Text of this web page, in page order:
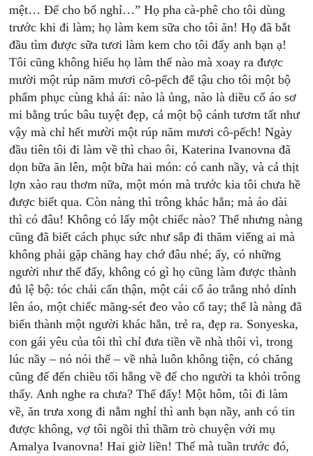
mệt… Để cho bố nghỉ…” Họ pha cà-phê cho tôi dùng
trước khi đi làm; họ làm kem sữa cho tôi ăn! Họ đã bắt
đầu tìm được sữa tươi làm kem cho tôi đấy anh bạn ạ!
Tôi cũng không hiểu họ làm thế nào mà xoay ra được
mười một rúp năm mươi cô-pếch để tậu cho tôi một bộ
phẩm phục cùng khả ái: nào là ủng, nào là diều cổ áo sơ
mi bằng trúc bâu tuyệt đẹp, cả một bộ cánh tươm tất như
vậy mà chỉ hết mười một rúp năm mươi cô-pếch! Ngày
đầu tiên tôi đi làm về thì chao ôi, Katerina Ivanovna đã
dọn bữa ăn lên, một bữa hai món: có canh nầy, và cả thịt
lợn xào rau thơm nữa, một món mà trước kia tôi chưa hề
được biết qua. Còn nàng thì trông khác hẳn; mà áo dài
thì có đâu! Không có lấy một chiếc nào? Thế nhưng nàng
cũng đã biết cách phục sức như sắp đi thăm viếng ai mà
không phải gặp chăng hay chớ đâu nhé; ấy, có những
người như thế đấy, không có gì họ cũng làm được thành
đủ lệ bộ: tóc chải cẩn thận, một cái cổ áo trắng nhỏ dính
lên áo, một chiếc măng-sét đeo vào cổ tay; thế là nàng đã
biến thành một người khác hẳn, trẻ ra, đẹp ra. Sonyeska,
con gái yêu của tôi thì chỉ đưa tiền về nhà thôi vì, trong
lúc nầy – nó nói thế – về nhà luôn không tiện, có chăng
cũng đế đến chiều tối hẵng về để cho người ta khỏi trông
thấy. Anh nghe ra chưa? Thế đấy! Một hôm, tôi đi làm
về, ăn trưa xong đi nằm nghỉ thì anh bạn nầy, anh có tin
được không, vợ tôi ngồi thì thầm trò chuyện với mụ
Amalya Ivanovna! Hai giờ liền! Thế mà tuần trước đó,